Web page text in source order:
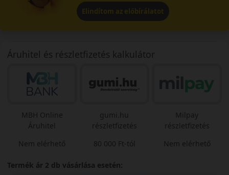
Elindítom az előbírálatot
Áruhitel és részletfizetés kalkulátor
MBH Online
Áruhitel
Nem elérhető
gumi.hu
részletfizetés
80 000 Ft-tól
Milpay
részletfizetés
Nem elérhető
Termék ár 2 db vásárlása esetén: